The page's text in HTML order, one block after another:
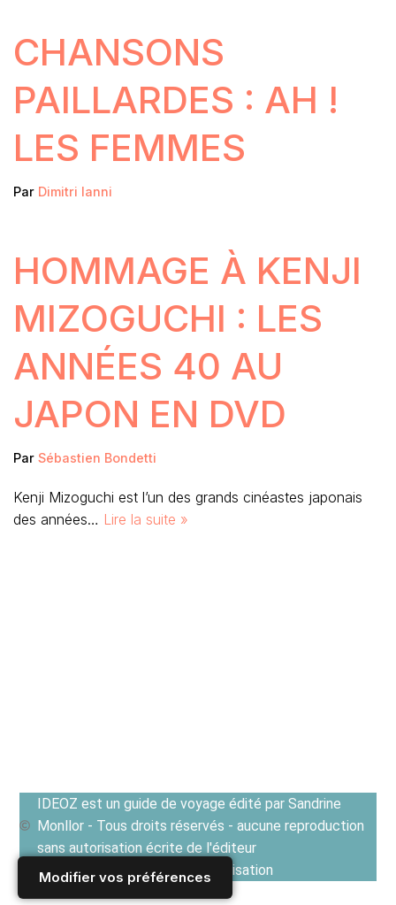
Modifier vos préférences
CHANSONS
PAILLARDES : AH !
LES FEMMES
Par Dimitri Ianni
HOMMAGE À KENJI
MIZOGUCHI : LES
ANNÉES 40 AU
JAPON EN DVD
Par Sébastien Bondetti
Kenji Mizoguchi est l’un des grands cinéastes japonais
des années… Lire la suite »
IDEOZ est un guide de voyage édité par Sandrine
Monllor - Tous droits réservés - aucune reproduction
sans autorisation écrite de l'éditeur
Voir les Conditions générales d'utilisation